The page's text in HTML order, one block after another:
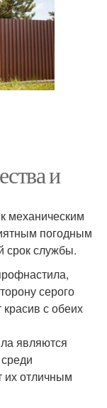
и
механическим
погодным
срок службы.
серого
с обеих
являются
их отличным